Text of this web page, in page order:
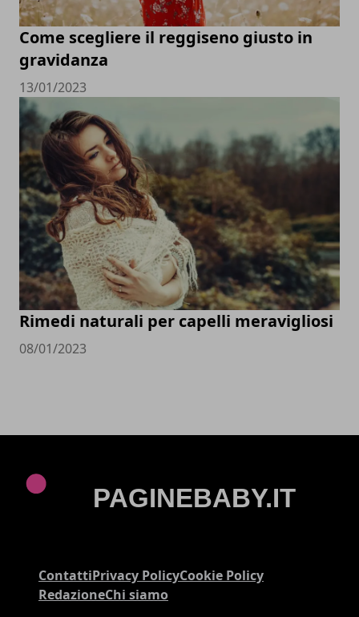
Come scegliere il reggiseno giusto in
gravidanza
13/01/2023
Rimedi naturali per capelli meravigliosi
08/01/2023
ContattiPrivacy PolicyCookie Policy
RedazioneChi siamo